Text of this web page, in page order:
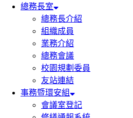
總務長室
總務長介紹
組織成員
業務介紹
總務會議
校園規劃委員
友站連結
事務暨環安組
會議室登記